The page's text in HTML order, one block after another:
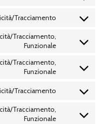
STRIPE
Tracciamento
CONSENT
GOOGLE-
Tracciamento,
Funzionale
CONSENT
YOUTUBE
Tracciamento,
Funzionale
CONSENT
FACEBOOK
Tracciamento
CONSENT
TWITTER
Tracciamento,
Funzionale
CONSENT